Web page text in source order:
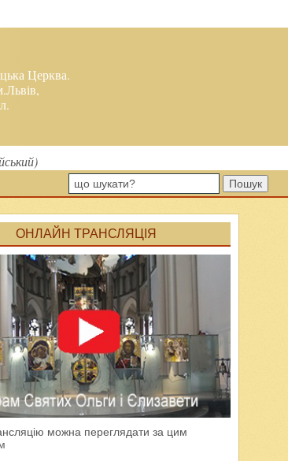
Церква.
Пошук
ОНЛАЙН ТРАНСЛЯЦІЯ
можна переглядати за цим